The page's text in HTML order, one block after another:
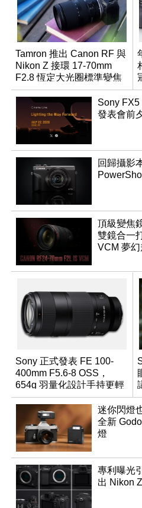
Tamron 推出 Canon RF 與
Nikon Z 接環 17-70mm
F2.8 恆定大光圈標準變焦
鏡
Sony FX5
發表會前
回歸攝影
頂級變焦
雙鏡合一
VCM 夢幻
Sony 正式發表 FE 100-
400mm F5.6-8 OSS，
654g 羽量化設計手持更輕
鬆
迷你閃燈
全新
燈
專利曝光
出 Nikon